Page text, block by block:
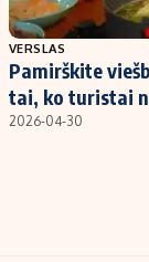
Populiarios
Investavimas
Akcijų rinka
VERSLAS
Pamirškite
tai, ko turistai
2026-04-30